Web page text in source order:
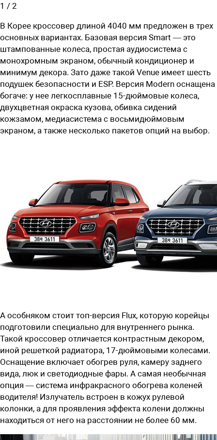
1 / 2
В Корее кроссовер длиной 4040 мм предложен в трех
основных вариантах. Базовая версия Smart — это
штампованные колеса, простая аудиосистема с
монохромным экраном, обычный кондиционер и
минимум декора. Зато даже такой Venue имеет шесть
подушек безопасности и ESP. Версия Modern оснащена
богаче: у нее легкосплавные 15-дюймовые колеса,
двухцветная окраска кузова, обивка сидений
кожзамом, медиасистема с восьмидюймовым
экраном, а также несколько пакетов опций на выбор.
А особняком стоит топ-версия Flux, которую корейцы
подготовили специально для внутреннего рынка.
Такой кроссовер отличается контрастным декором,
иной решеткой радиатора, 17-дюймовыми колесами.
Оснащение включает обогрев руля, камеру заднего
вида, люк и светодиодные фары. А самая необычная
опция — система инфракрасного обогрева коленей
водителя! Излучатель встроен в кожух рулевой
колонки, а для проявления эффекта колени должны
находиться от него на расстоянии не более 60 мм.